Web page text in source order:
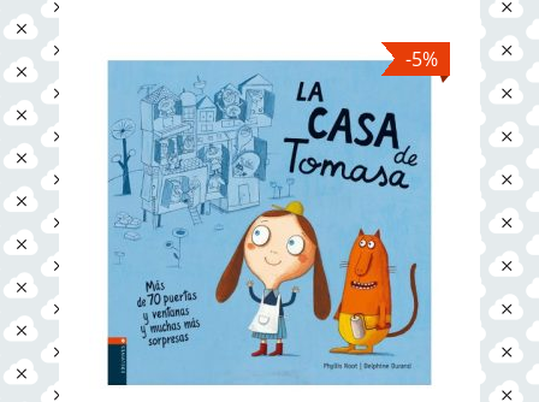
-5%